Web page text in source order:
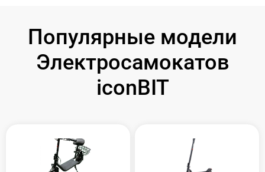
Популярные модели
Электросамокатов
iconBIT